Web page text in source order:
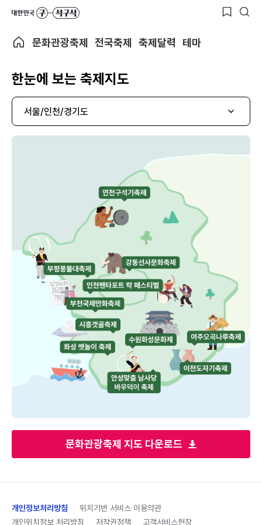
문화관광축제 전국축제 축제달력 테마
한눈에 보는 축제지도
문화관광축제 지도 다운로드
서울/인천/경기도
개인정보처리방침
위치기반 서비스 이용약관
개인위치정보 처리방침
저작권정책 고객서비스헌장